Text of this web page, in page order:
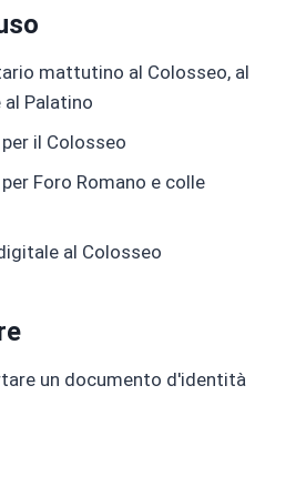
mattutino al Colosseo, al
al Palatino
il Colosseo
Foro Romano e colle
al Colosseo
un documento d'identità